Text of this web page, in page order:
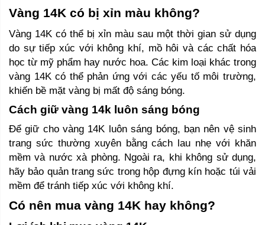
Vàng 14K có bị xỉn màu không?
Vàng 14K có thể bị xỉn màu sau một thời gian sử dụng
do sự tiếp xúc với không khí, mồ hôi và các chất hóa
học từ mỹ phẩm hay nước hoa. Các kim loại khác trong
vàng 14K có thể phản ứng với các yếu tố môi trường,
khiến bề mặt vàng bị mất độ sáng bóng.
Cách giữ vàng 14k luôn sáng bóng
Để giữ cho vàng 14K luôn sáng bóng, bạn nên vệ sinh
trang sức thường xuyên bằng cách lau nhẹ với khăn
mềm và nước xà phòng. Ngoài ra, khi không sử dụng,
hãy bảo quản trang sức trong hộp đựng kín hoặc túi vải
mềm để tránh tiếp xúc với không khí.
Có nên mua vàng 14K hay không?